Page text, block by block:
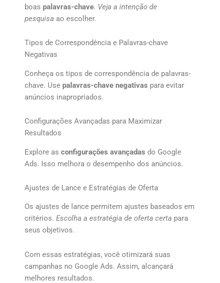
boas palavras-chave. Veja a intenção de
pesquisa ao escolher.
Tipos de Correspondência e Palavras-chave
Negativas
Conheça os tipos de correspondência de palavras-
chave. Use palavras-chave negativas para evitar
anúncios inapropriados.
Configurações Avançadas para Maximizar
Resultados
Explore as configurações avançadas do Google
Ads. Isso melhora o desempenho dos anúncios.
Ajustes de Lance e Estratégias de Oferta
Os ajustes de lance permitem ajustes baseados em
critérios. Escolha a estratégia de oferta certa para
seus objetivos.
Com essas estratégias, você otimizará suas
campanhas no Google Ads. Assim, alcançará
melhores resultados.